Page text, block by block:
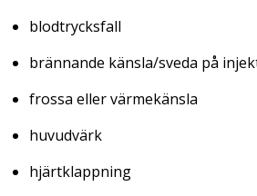
blodtrycksfall
brännande känsla/sveda på
frossa eller värmekänsla
huvudvärk
hjärtklappning